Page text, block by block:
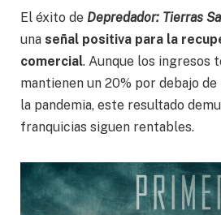
El éxito de Depredador: Tierras
una señal positiva para la
comercial. Aunque los ingresos
mantienen un 20% por debajo
la pandemia, este resultado
franquicias siguen rentables.